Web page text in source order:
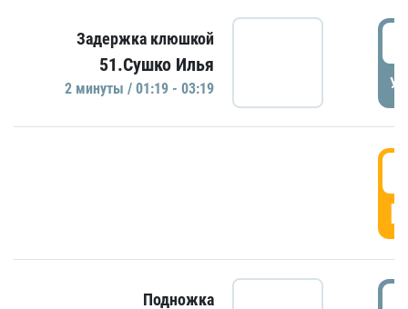
Задержка клюшкой
51.Сушко Илья
2 минуты / 01:19 - 03:19
Подножка